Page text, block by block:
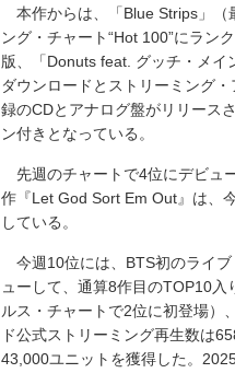
本作からは、「Blue Strips」（
ング・チャート“Hot 100”にラン
版、「Donuts feat. グッチ・メイ
ダウンロードとストリーミング
録のCDとアナログ盤がリリース
ン付きとなっている。
先週のチャートで4位にデビュ
作『Let God Sort Em Out』は、
している。
今週10位には、BTS初のライブ
ューして、通算8作目のTOP10
ルス・チャートで2位に初登場）
ド公式ストリーミング再生数は
43,000ユニットを獲得した。